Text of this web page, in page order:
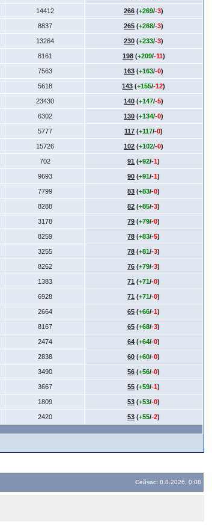
14412 266 (+269/-3)
8837 265 (+268/-3)
13264 230 (+233/-3)
8161 198(+209/-11)
7563 163 (+163/-0)
5618 143 (+155/-12)
23430 140 (+147/-5)
6302 130 (+134/-0)
5777 117 (+117/-0)
15726 102 (+102/-0)
702 91 (+92/-1)
9693 90 (+91/-1)
7799 83 (+83/-0)
8288 82 (+85/-3)
3178 79 (+79/-0)
8259 78 (+83/-5)
3255 78 (+81/-3)
8262 76 (+79/-3)
1383 71 (+71/-0)
6928 71 (+71/-0)
2664 65 (+66/-1)
8167 65 (+68/-3)
2474 64 (+64/-0)
2838 60 (+60/-0)
3490 56 (+56/-0)
3667 55 (+59/-1)
1809 53 (+53/-0)
2420 53 (+55/-2)
Сейчас: 8.8.2026, 0:08